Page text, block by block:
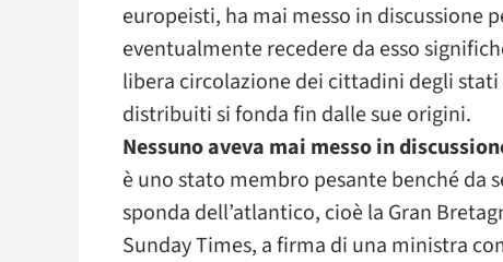
europeisti, ha mai messo in discussione
eventualmente recedere da esso
libera circolazione dei cittadini degli
distribuiti si fonda fin dalle sue origini.
Nessuno aveva mai messo in
è uno stato membro pesante benché da
sponda dell’atlantico, cioè la Gran
Sunday Times, a firma di una ministra